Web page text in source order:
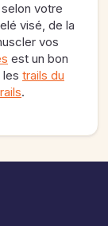
votre
visé, de la
vos
est un bon
trails du
.